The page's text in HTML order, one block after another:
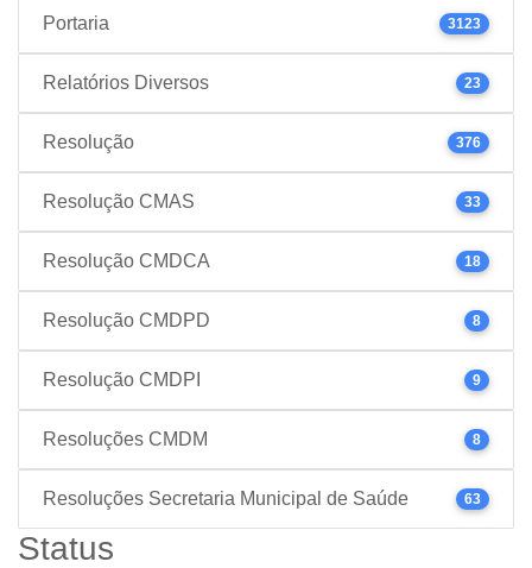
Portaria 3123
Relatórios Diversos 23
Resolução 376
Resolução CMAS 33
Resolução CMDCA 18
Resolução CMDPD 8
Resolução CMDPI 9
Resoluções CMDM 8
Resoluções Secretaria Municipal de Saúde 63
Status